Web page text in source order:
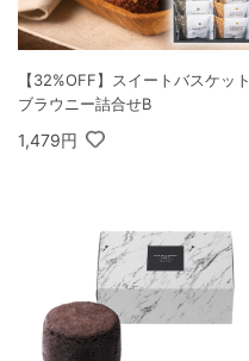
【32%OFF】スイートバスケット
ブラウニー詰合せB
1,479円